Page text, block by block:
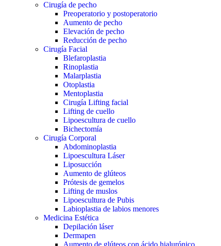
Cirugía de pecho
Preoperatorio y postoperatorio
Aumento de pecho
Elevación de pecho
Reducción de pecho
Cirugía Facial
Blefaroplastia
Rinoplastia
Malarplastia
Otoplastia
Mentoplastia
Cirugía Lifting facial
Lifting de cuello
Lipoescultura de cuello
Bichectomía
Cirugía Corporal
Abdominoplastia
Lipoescultura Láser
Liposucción
Aumento de glúteos
Prótesis de gemelos
Lifting de muslos
Lipoescultura de Pubis
Labioplastia de labios menores
Medicina Estética
Depilación láser
Dermapen
Aumento de glúteos con ácido hialurónico